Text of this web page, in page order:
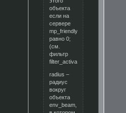
объекта
если на
сервере
mp_friendlyfire
равно 0;
(см.
фильтр
filter_activator_team);
radius –
радиус
вокруг
объекта
env_beam,